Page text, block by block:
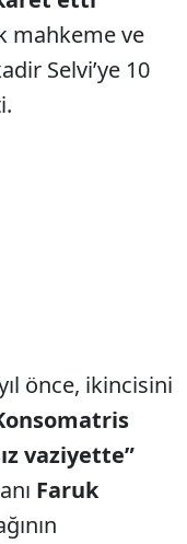
mahkeme ve
Selvi’ye 10
önce, ikincisini
vaziyette”
Faruk